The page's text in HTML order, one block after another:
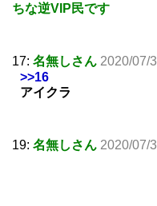
ちな逆VIP民です
17: 名無しさん 2020/07/
>>16
アイクラ
19: 名無しさん 2020/07/